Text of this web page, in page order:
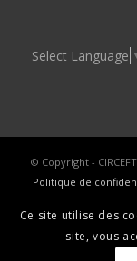
Select Language
© Copyright - CIRCEFT
Politique de
Ce site utilise des
site, vous